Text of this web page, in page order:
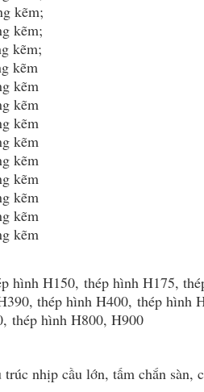
kẽm;
kẽm;
kẽm;
kẽm
kẽm
kẽm
kẽm
kẽm
kẽm
kẽm
kẽm
kẽm
kẽm
hình H150, thép hình H175,
thép hình H400, thép hình
thép hình H800, H900
nhịp cầu lớn, tấm chắn sàn,